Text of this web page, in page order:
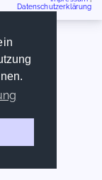
Datenschutzerklärung